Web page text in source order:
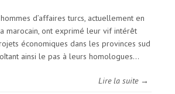
d’affaires turcs, actuellement en
marocain, ont exprimé leur vif intérêt
économiques dans les provinces sud
ainsi le pas à leurs homologues…
Lire la suite →